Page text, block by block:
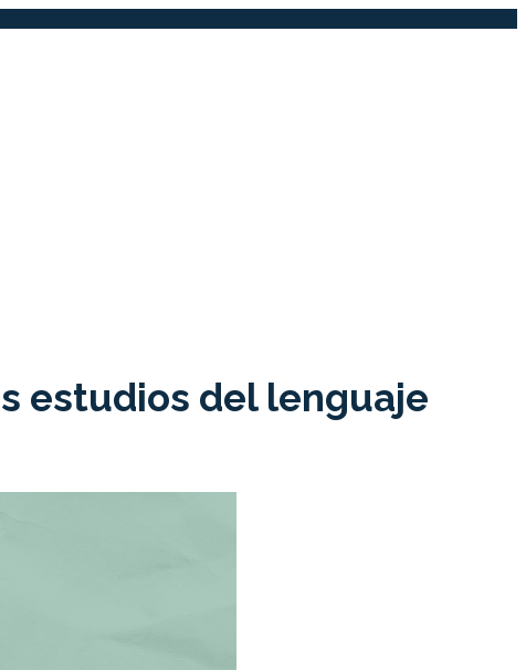
estudios del lenguaje